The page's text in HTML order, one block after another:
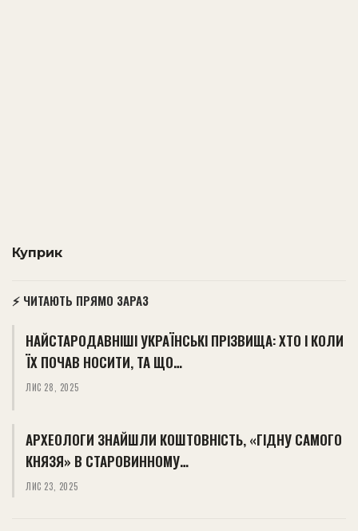
Куприк
⚡ ЧИТАЮТЬ ПРЯМО ЗАРАЗ
НАЙСТАРОДАВНІШІ УКРАЇНСЬКІ ПРІЗВИЩА: ХТО І КОЛИ
ЇХ ПОЧАВ НОСИТИ, ТА ЩО…
ЛИС 28, 2025
АРХЕОЛОГИ ЗНАЙШЛИ КОШТОВНІСТЬ, «ГІДНУ САМОГО
КНЯЗЯ» В СТАРОВИННОМУ…
ЛИС 23, 2025